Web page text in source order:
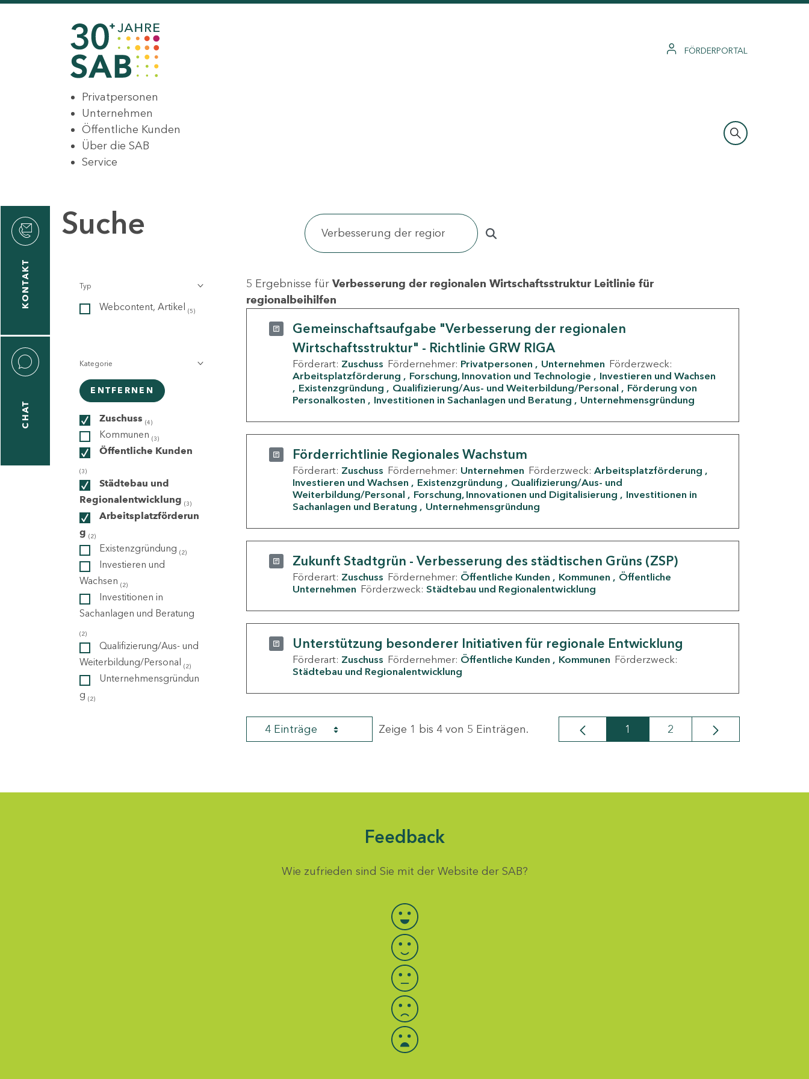
FÖRDERPORTAL
Privatpersonen
Unternehmen
Öffentliche Kunden
Über die SAB
Service
KONTAKT
CHAT
Suche
Typ
Webcontent, Artikel (5)
Kategorie
ENTFERNEN
Zuschuss (4)
Kommunen (3)
Öffentliche Kunden
(3)
Städtebau und
Regionalentwicklung (3)
Arbeitsplatzförderun
g (2)
Existenzgründung (2)
Investieren und
Wachsen (2)
Investitionen in
Sachanlagen und Beratung
(2)
Qualifizierung/Aus- und
Weiterbildung/Personal (2)
Unternehmensgründun
g (2)
5 Ergebnisse für Verbesserung der regionalen Wirtschaftsstruktur Leitlinie für
regionalbeihilfen
Gemeinschaftsaufgabe "Verbesserung der regionalen
Wirtschaftsstruktur" - Richtlinie GRW RIGA
Förderart: Zuschuss Fördernehmer: Privatpersonen Unternehmen Förderzweck:
Arbeitsplatzförderung
Forschung, Innovation und Technologie
Investieren und Wachsen
Existenzgründung
Qualifizierung/Aus- und Weiterbildung/Personal
Förderung von
Personalkosten
Investitionen in Sachanlagen und Beratung Unternehmensgründung
Förderrichtlinie Regionales Wachstum
Förderart: Zuschuss Fördernehmer: Unternehmen Förderzweck: Arbeitsplatzförderung
Investieren und Wachsen
Existenzgründung
Qualifizierung/Aus- und
Weiterbildung/Personal
Forschung, Innovationen und Digitalisierung
Investitionen in
Sachanlagen und Beratung
Unternehmensgründung
Zukunft Stadtgrün - Verbesserung des städtischen Grüns (ZSP)
Förderart: Zuschuss Fördernehmer: Öffentliche Kunden Kommunen
Öffentliche
Unternehmen Förderzweck: Städtebau und Regionalentwicklung
Unterstützung besonderer Initiativen für regionale Entwicklung
Förderart: Zuschuss Fördernehmer: Öffentliche Kunden Kommunen Förderzweck:
Städtebau und Regionalentwicklung
4 Einträge Zeige 1 bis 4 von 5 Einträgen. Seite
1 Seite
2
Feedback
Wie zufrieden sind Sie mit der Website der SAB?
Bewertung auswählen